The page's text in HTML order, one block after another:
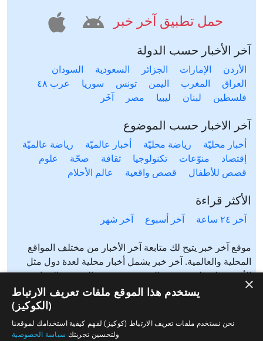
حمل تطبيق آخر خبر
آخر الأخبار حسب الدولة
الأردن الإمارات الجزائر السعودية
السودان
العراق
المغرب اليمن تونس سوريا
عرب ٤٨
فلسطين
لبنان ليبيا مصر آخَر
آخر الاخبار حسب الموضوع
أخبار محليّة رياضة محليّة أخبار عالميّة
رياضة عالميّة
إقتصاد
منوّعات تكنولوجيا ثقافة صحّة
علوم
قصص للأطفال
قصص واقعية عالم الأحلام
الأكثر قراءة
آخر ٢٤ ساعة آخر أسبوع آخر شهر
موقع آخر خبر يتيح لك متابعة آخر الأخبار من مختلف المواقع
المحلية والعالمية. آخر خبر يشمل أخبار محلية لعدة دول مثل
الأردن، فلسطين، مصر، السعودية، تونس، المغرب، الجزائر،
عرب ٤٨، لبنان، العراق، اليمن وغيرها آخر خبر يتيح متابعة أخبار
من شتى المواضيع مثل: أخبار محلية، أخبار عالمية، رياضة،
إقتصاد، ثقافة، منوعات وغيرها تابع الأخبار المحلية والعالمية من
مختلف المواقع الإخبارية: الجزيرة، العربية، بي بي سي، سي ان
×
يستخدم هذا الموقع ملفات تعريف الارتباط
(الكوكيز)
نحن نستخدم ملفات تعريف الارتباط (كوكيز) لفهم كيفية استخدامك لموقعنا
ولتحسين تجربتك سياسة الخصوصية